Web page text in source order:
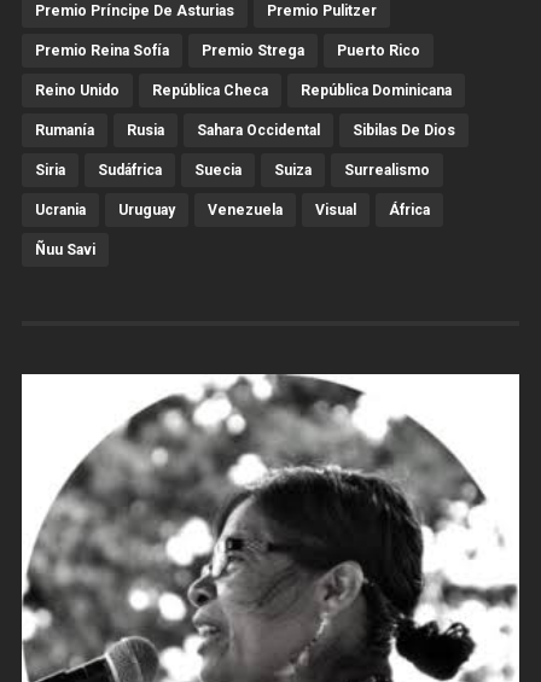
Premio Príncipe De Asturias Premio Pulitzer
Premio Reina Sofía Premio Strega Puerto Rico
Reino Unido República Checa República Dominicana
Rumanía Rusia Sahara Occidental Sibilas De Dios
Siria Sudáfrica Suecia Suiza Surrealismo
Ucrania Uruguay Venezuela Visual África
Ñuu Savi